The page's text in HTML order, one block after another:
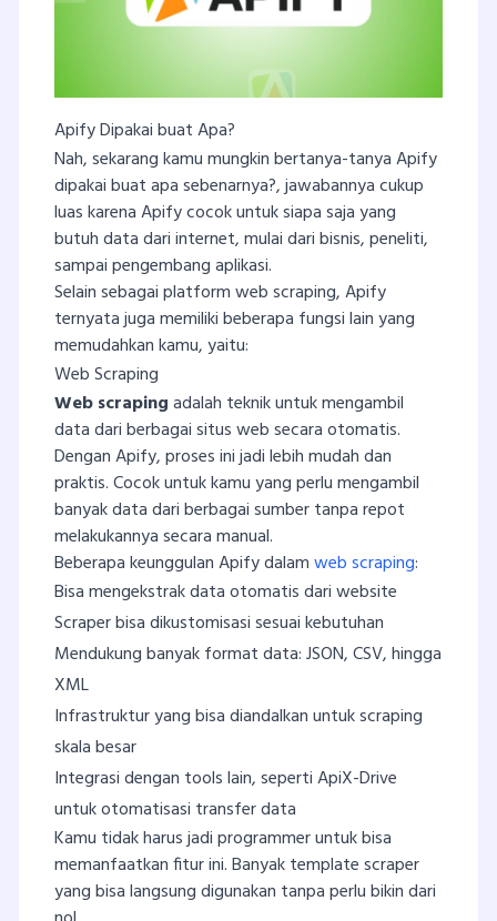
Apify Dipakai buat Apa?
Nah, sekarang kamu mungkin bertanya-tanya Apify
dipakai buat apa sebenarnya?, jawabannya cukup
luas karena Apify cocok untuk siapa saja yang
butuh data dari internet, mulai dari bisnis, peneliti,
sampai pengembang aplikasi.
Selain sebagai platform web scraping, Apify
ternyata juga memiliki beberapa fungsi lain yang
memudahkan kamu, yaitu:
Web Scraping
Web scrapingadalah teknik untuk mengambil
data dari berbagai situs web secara otomatis.
Dengan Apify, proses ini jadi lebih mudah dan
praktis. Cocok untuk kamu yang perlu mengambil
banyak data dari berbagai sumber tanpa repot
melakukannya secara manual.
Beberapa keunggulan Apify dalamweb scraping:
Bisa mengekstrak data otomatis dari website
Scraper bisa dikustomisasi sesuai kebutuhan
Mendukung banyak format data: JSON, CSV, hingga
XML
Infrastruktur yang bisa diandalkan untuk scraping
skala besar
Integrasi dengan tools lain, seperti ApiX-Drive
untuk otomatisasi transfer data
Kamu tidak harus jadi programmer untuk bisa
memanfaatkan fitur ini. Banyak template scraper
yang bisa langsung digunakan tanpa perlu bikin dari